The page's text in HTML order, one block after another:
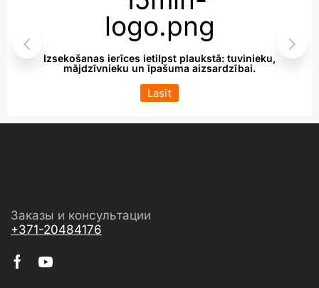
Izsekošanas ierīces ietilpst plaukstā: tuvinieku,
mājdzīvnieku un īpašuma aizsardzībai.
Lasīt
Заказы и консультации
+371-20484176